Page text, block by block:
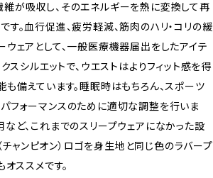
が吸収し、そのエネルギーを熱に変換して再
。血行促進、疲労軽減、筋肉のハリ・コリの緩
ェアとして、一般医療機器届出をしたアイテ
スシルエットで、ウエストはよりフィット感を得
備えています。睡眠時はもちろん、スポーツ
フォーマンスのために適切な調整を行いま
ど、これまでのスリープウェアになかった設
ャンピオン）ロゴを身生地と同じ色のラバープ
ススメです。